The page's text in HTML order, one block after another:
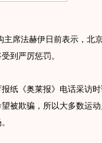
席法赫伊日前表示，北
到严厉惩罚。
《奥莱报》电话采访时
被欺骗，所以大多数运